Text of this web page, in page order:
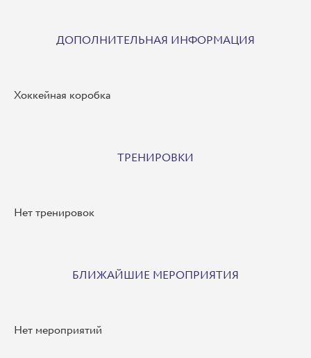
ДОПОЛНИТЕЛЬНАЯ ИНФОРМАЦИЯ
Хоккейная коробка
ТРЕНИРОВКИ
Нет тренировок
БЛИЖАЙШИЕ МЕРОПРИЯТИЯ
Нет мероприятий